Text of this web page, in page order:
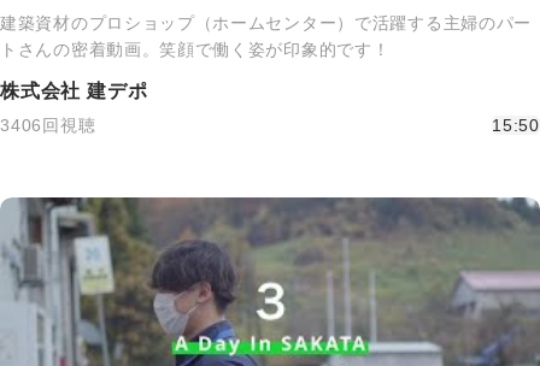
建築資材のプロショップ（ホームセンター）で活躍する主婦のパー
トさんの密着動画。笑顔で働く姿が印象的です！
株式会社 建デポ
3406回視聴 15:50